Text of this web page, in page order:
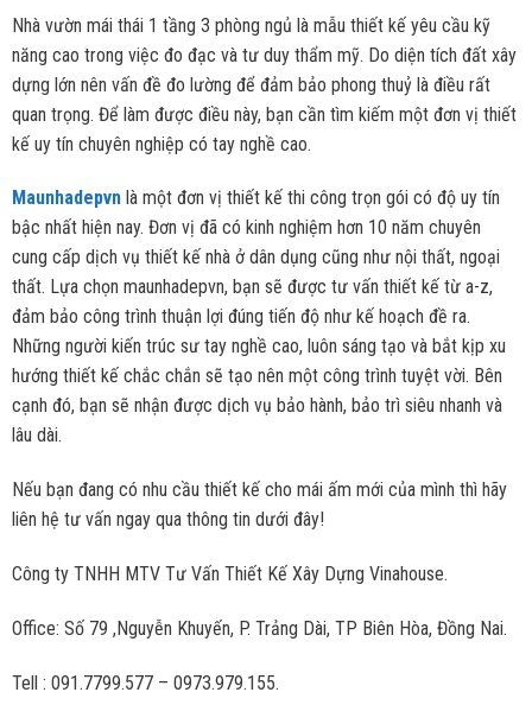
Nhà vườn mái thái 1 tầng 3 phòng ngủ là mẫu thiết kế yêu cầu kỹ
năng cao trong việc đo đạc và tư duy thẩm mỹ. Do diện tích đất xây
dựng lớn nên vấn đề đo lường để đảm bảo phong thuỷ là điều rất
quan trọng. Để làm được điều này, bạn cần tìm kiếm một đơn vị thiết
kế uy tín chuyên nghiệp có tay nghề cao.
Maunhadepvnlà một đơn vị thiết kế thi công trọn gói có độ uy tín
bậc nhất hiện nay. Đơn vị đã có kinh nghiệm hơn 10 năm chuyên
cung cấp dịch vụ thiết kế nhà ở dân dụng cũng như nội thất, ngoại
thất. Lựa chọn maunhadepvn, bạn sẽ được tư vấn thiết kế từ a-z,
đảm bảo công trình thuận lợi đúng tiến độ như kế hoạch đề ra.
Những người kiến trúc sư tay nghề cao, luôn sáng tạo và bắt kịp xu
hướng thiết kế chắc chắn sẽ tạo nên một công trình tuyệt vời. Bên
cạnh đó, bạn sẽ nhận được dịch vụ bảo hành, bảo trì siêu nhanh và
lâu dài.
Nếu bạn đang có nhu cầu thiết kế cho mái ấm mới của mình thì hãy
liên hệ tư vấn ngay qua thông tin dưới đây!
Công ty TNHH MTV Tư Vấn Thiết Kế Xây Dựng Vinahouse.
Office: Số 79 ,Nguyễn Khuyến, P. Trảng Dài, TP Biên Hòa, Đồng Nai.
Tell : 091.7799.577 – 0973.979.155.